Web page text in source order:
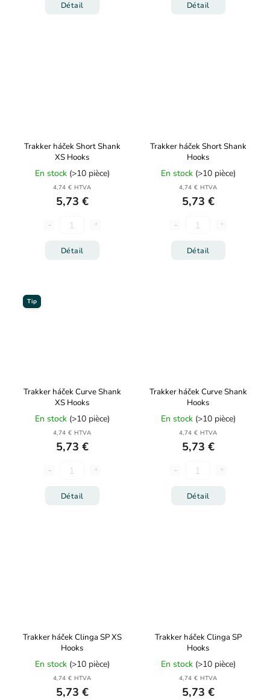
Détail Détail
Trakker háček Short Shank
XS Hooks
En stock (>10 pièce)
4,74 € HTVA
5,73 €
Détail
Trakker háček Short Shank
Hooks
En stock (>10 pièce)
4,74 € HTVA
5,73 €
Détail
Tip
Trakker háček Curve Shank
XS Hooks
En stock (>10 pièce)
4,74 € HTVA
5,73 €
Détail
Trakker háček Curve Shank
Hooks
En stock (>10 pièce)
4,74 € HTVA
5,73 €
Détail
Trakker háček Clinga SP XS
Hooks
En stock (>10 pièce)
4,74 € HTVA
5,73 €
Trakker háček Clinga SP
Hooks
En stock (>10 pièce)
4,74 € HTVA
5,73 €